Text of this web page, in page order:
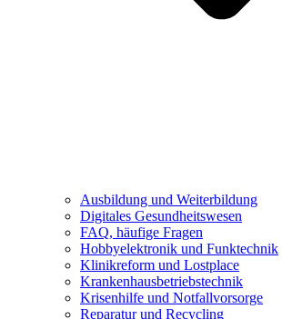
Ausbildung und Weiterbildung
Digitales Gesundheitswesen
FAQ, häufige Fragen
Hobbyelektronik und Funktechnik
Klinikreform und Lostplace
Krankenhausbetriebstechnik
Krisenhilfe und Notfallvorsorge
Reparatur und Recycling